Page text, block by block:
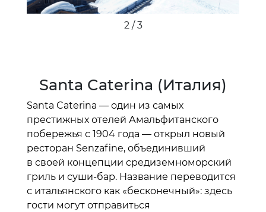
2 / 3
Santa Caterina (Италия)
Santa Caterina — один из самых
престижных отелей Амальфитанского
побережья с 1904 года — открыл новый
ресторан Senzafine, объединивший
в своей концепции средиземноморский
гриль и суши-бар. Название переводится
с итальянского как «бесконечный»: здесь
гости могут отправиться